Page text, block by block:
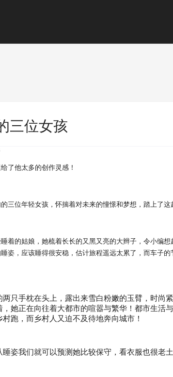
三位女孩
了他太多的创作灵感！
三位年轻女孩，怀揣着对未来的憧憬和梦想，踏上了这
着的姑娘，她梳着长长的又黑又亮的大辫子，令小编
姿，应该睡得很安稳，估计旅程遥远太累了，而车子
只手枕在头上，露出来雪白粉嫩的玉臂，时尚
她正在向往着大都市的喧嚣与繁华！都市生活
跑，而乡村人又迫不及待地奔向城市！
姿我们就可以预测她比较保守，看衣服也很老